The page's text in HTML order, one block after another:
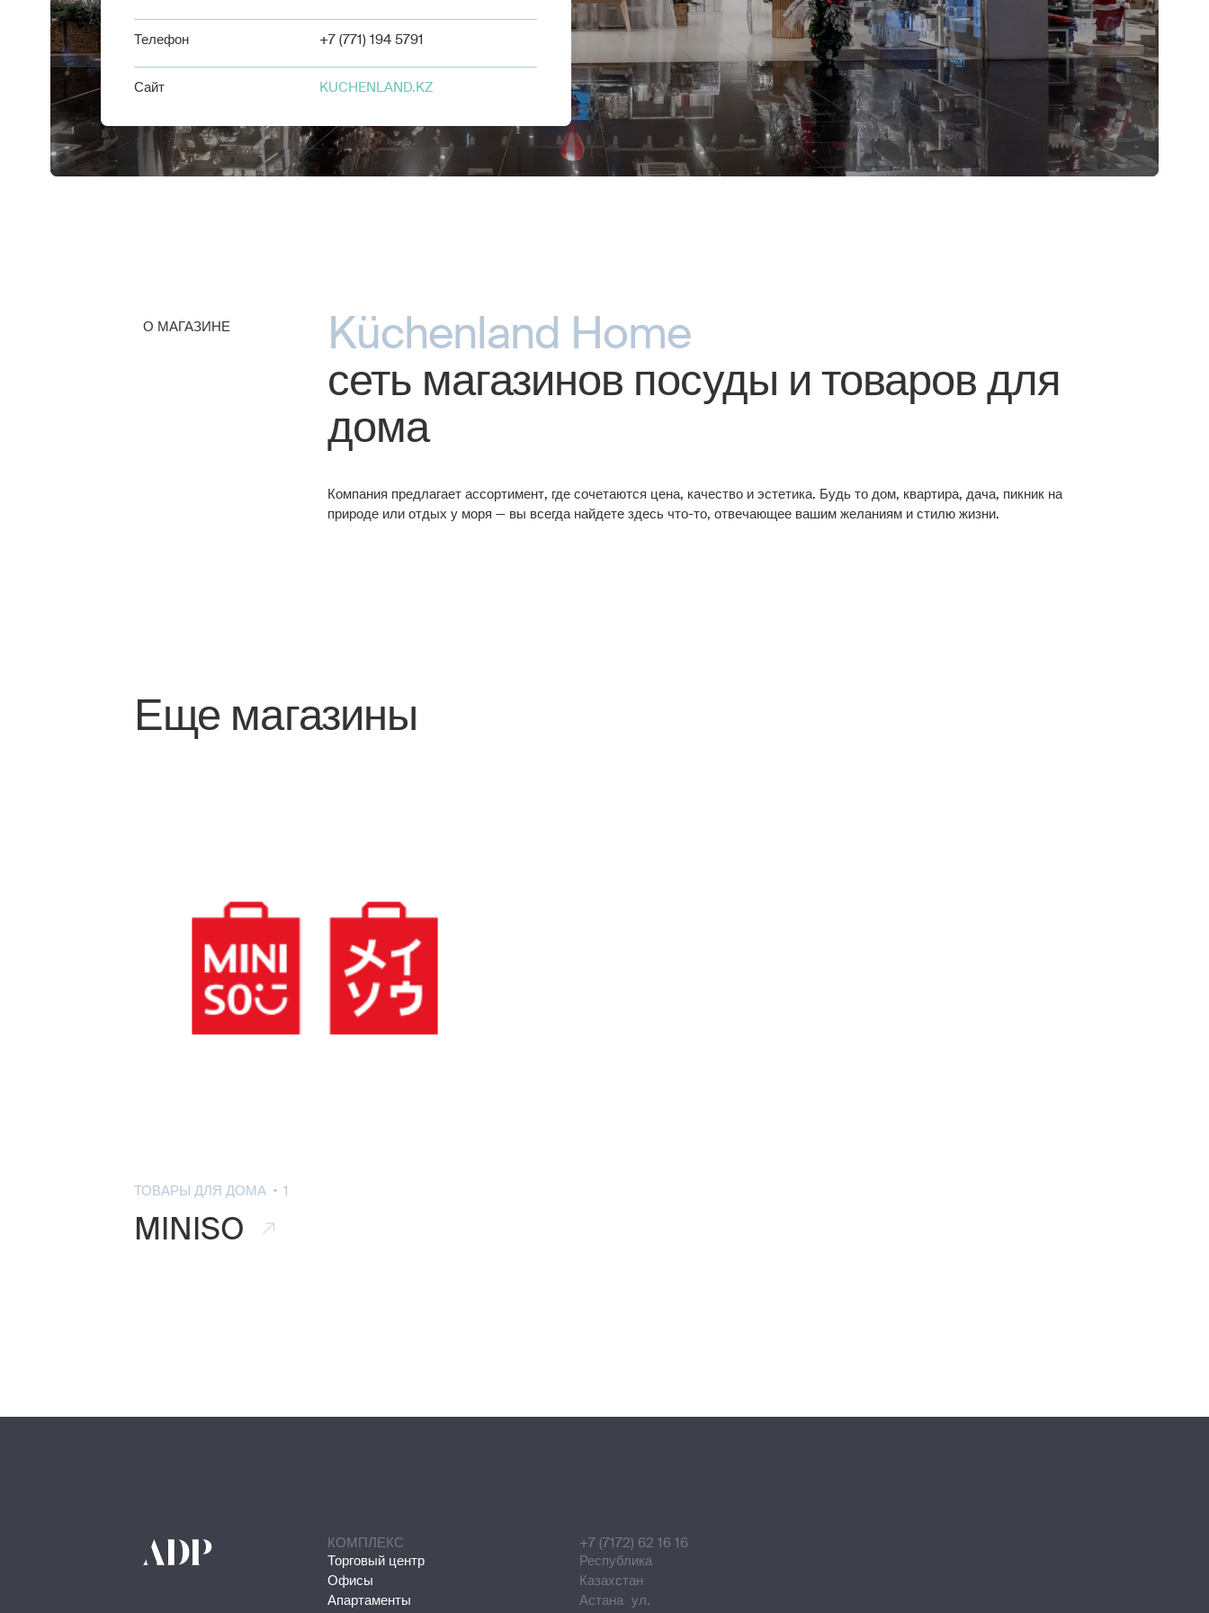
Телефон +7 (771) 194 5791
Сайт KUCHENLAND.KZ
О МАГАЗИНЕ
Küchenland Home
сеть магазинов посуды и товаров для
дома
Компания предлагает ассортимент, где сочетаются цена, качество и эстетика. Будь то дом, квартира, дача, пикник на
природе или отдых у моря — вы всегда найдете здесь что-то, отвечающее вашим желаниям и стилю жизни.
Еще магазины
ТОВАРЫ ДЛЯ ДОМА 1
MINISO
КОМПЛЕКС
Торговый центр
Офисы
Апартаменты
+7 (7172) 62 16 16
Республика
Казахстан
Астана ул.